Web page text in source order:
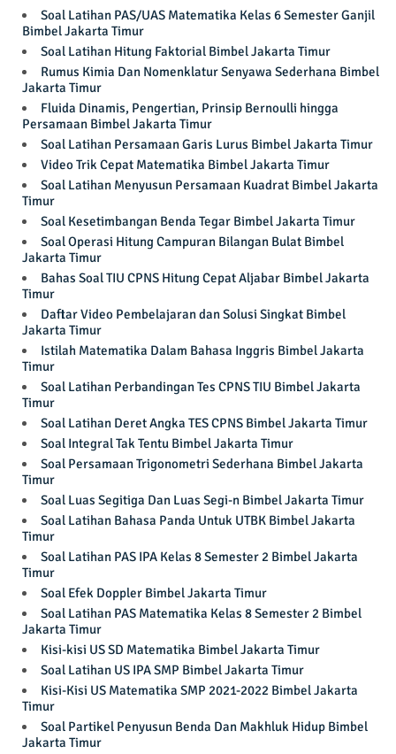
Soal Latihan PAS/UAS Matematika Kelas 6 Semester Ganjil
Bimbel Jakarta Timur
Soal Latihan Hitung Faktorial Bimbel Jakarta Timur
Rumus Kimia Dan Nomenklatur Senyawa Sederhana Bimbel
Jakarta Timur
Fluida Dinamis, Pengertian, Prinsip Bernoulli hingga
Persamaan Bimbel Jakarta Timur
Soal Latihan Persamaan Garis Lurus Bimbel Jakarta Timur
Video Trik Cepat Matematika Bimbel Jakarta Timur
Soal Latihan Menyusun Persamaan Kuadrat Bimbel Jakarta
Timur
Soal Kesetimbangan Benda Tegar Bimbel Jakarta Timur
Soal Operasi Hitung Campuran Bilangan Bulat Bimbel
Jakarta Timur
Bahas Soal TIU CPNS Hitung Cepat Aljabar Bimbel Jakarta
Timur
Daftar Video Pembelajaran dan Solusi Singkat Bimbel
Jakarta Timur
Istilah Matematika Dalam Bahasa Inggris Bimbel Jakarta
Timur
Soal Latihan Perbandingan Tes CPNS TIU Bimbel Jakarta
Timur
Soal Latihan Deret Angka TES CPNS Bimbel Jakarta Timur
Soal Integral Tak Tentu Bimbel Jakarta Timur
Soal Persamaan Trigonometri Sederhana Bimbel Jakarta
Timur
Soal Luas Segitiga Dan Luas Segi-n Bimbel Jakarta Timur
Soal Latihan Bahasa Panda Untuk UTBK Bimbel Jakarta
Timur
Soal Latihan PAS IPA Kelas 8 Semester 2 Bimbel Jakarta
Timur
Soal Efek Doppler Bimbel Jakarta Timur
Soal Latihan PAS Matematika Kelas 8 Semester 2 Bimbel
Jakarta Timur
Kisi-kisi US SD Matematika Bimbel Jakarta Timur
Soal Latihan US IPA SMP Bimbel Jakarta Timur
Kisi-Kisi US Matematika SMP 2021-2022 Bimbel Jakarta
Timur
Soal Partikel Penyusun Benda Dan Makhluk Hidup Bimbel
Jakarta Timur